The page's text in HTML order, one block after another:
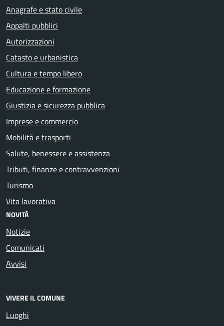
Anagrafe e stato civile
Appalti pubblici
Autorizzazioni
Catasto e urbanistica
Cultura e tempo libero
Educazione e formazione
Giustizia e sicurezza pubblica
Imprese e commercio
Mobilità e trasporti
Salute, benessere e assistenza
Tributi, finanze e contravvenzioni
Turismo
Vita lavorativa
NOVITÀ
Notizie
Comunicati
Avvisi
VIVERE IL COMUNE
Luoghi